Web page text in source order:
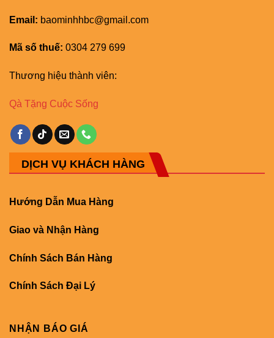
Email: baominhhbc@gmail.com
Mã số thuế: 0304 279 699
Thương hiệu thành viên:
Qà Tặng Cuộc Sống
DỊCH VỤ KHÁCH HÀNG
Hướng Dẫn Mua Hàng
Giao và Nhận Hàng
Chính Sách Bán Hàng
Chính Sách Đại Lý
NHẬN BÁO GIÁ